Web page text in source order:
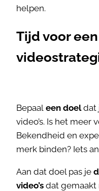
helpen.
Tijd voor
Bepaal een doeldat
video’s. Is het meer
Bekendheid en
merk binden? Iets
Aan dat doel pas je
video’s dat gemaakt